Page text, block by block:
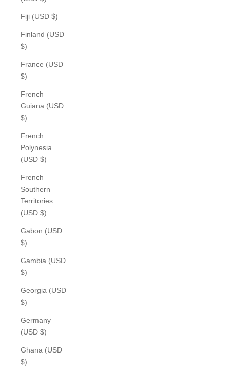
Fiji (USD $)
Finland (USD
$)
France (USD
$)
French
Guiana (USD
$)
French
Polynesia
(USD $)
French
Southern
Territories
(USD $)
Gabon (USD
$)
Gambia (USD
$)
Georgia (USD
$)
Germany
(USD $)
Ghana (USD
$)